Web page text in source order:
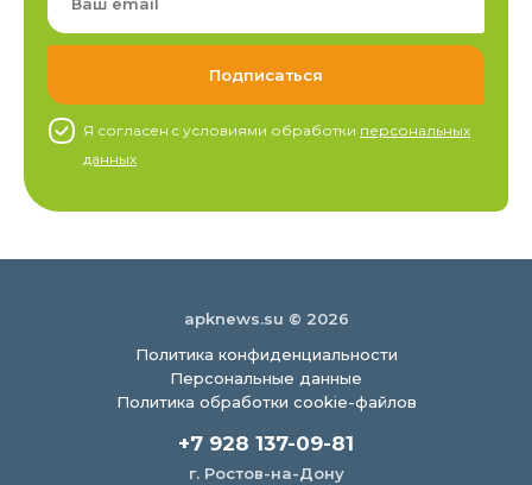
Я согласен c условиями обработки персональных
данных
apknews.su © 2026
Политика конфиденциальности
Персональные данные
Политика обработки cookie-файлов
+7 928 137-09-81
г. Ростов-на-Дону